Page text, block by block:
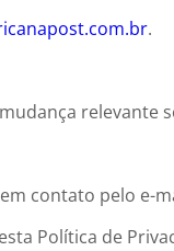
.
relevante
contato pelo e-
Política de